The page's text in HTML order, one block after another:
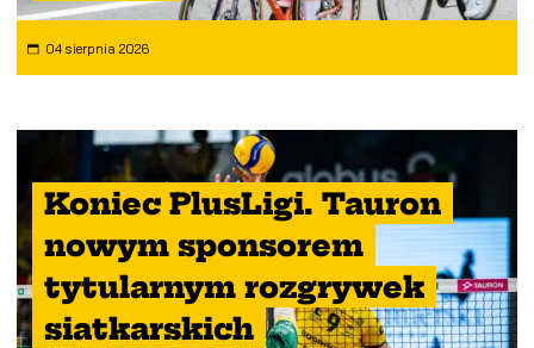
04 sierpnia 2026
Koniec PlusLigi. Tauron
nowym sponsorem
tytularnym rozgrywek
siatkarskich